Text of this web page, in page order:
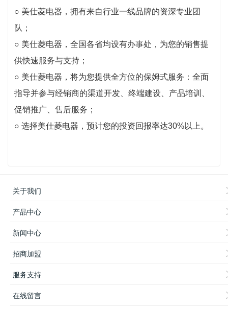
○ 美仕菱电器，拥有来自行业一线品牌的资深专业团
队；
○ 美仕菱电器，全国各省均设有办事处，为您的销售提
供快速服务与支持；
○ 美仕菱电器，将为您提供全方位的保姆式服务：全面
指导并参与经销商的渠道开发、终端建设、产品培训、
促销推广、售后服务；
○ 选择美仕菱电器，预计您的投资回报率达30%以上。
关于我们
产品中心
新闻中心
招商加盟
服务支持
在线留言